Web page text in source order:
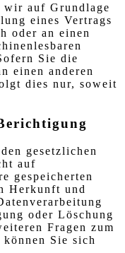
wir auf Grundlage
eines Vertrags
oder an einen
Sie die
einen anderen
dies nur, soweit
gesetzlichen
auf
gespeicherten
Herkunft und
oder Löschung
Fragen zum
können Sie sich